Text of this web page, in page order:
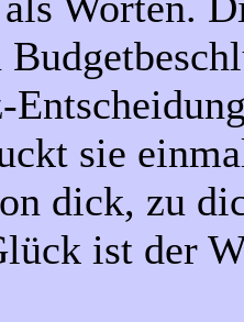
sie
dick, zu
ist der